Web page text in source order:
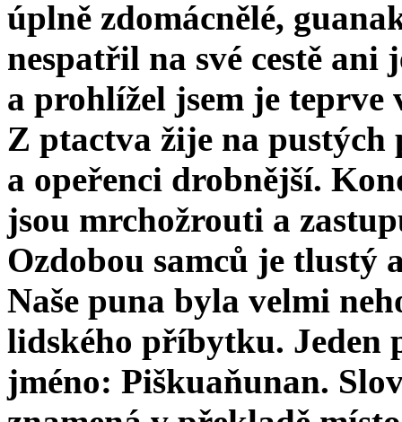
úplně zdomác­nělé,
nespatřil na své cestě
a prohlížel jsem je teprve
Z ptactva žije na
a opeřenci drobnější.
jsou mrchožrouti a
Ozdobou samců je tlustý
Naše puna byla velmi
lidského příbytku. Jeden
jméno: Piškuaňunan.